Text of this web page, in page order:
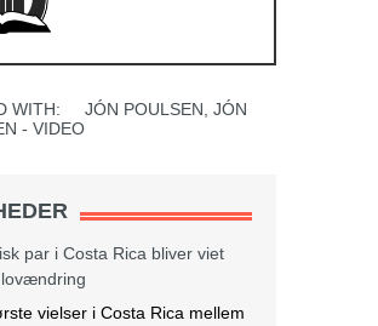
WITH: JÓN POULSEN JÓN
- VIDEO
par i Costa Rica bliver viet
vielser i Costa Rica mellem